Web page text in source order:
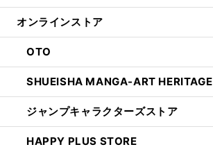
オンラインストア
OTO
SHUEISHA MANGA-ART HERITAGE
ジャンプキャラクターズストア
HAPPY PLUS STORE